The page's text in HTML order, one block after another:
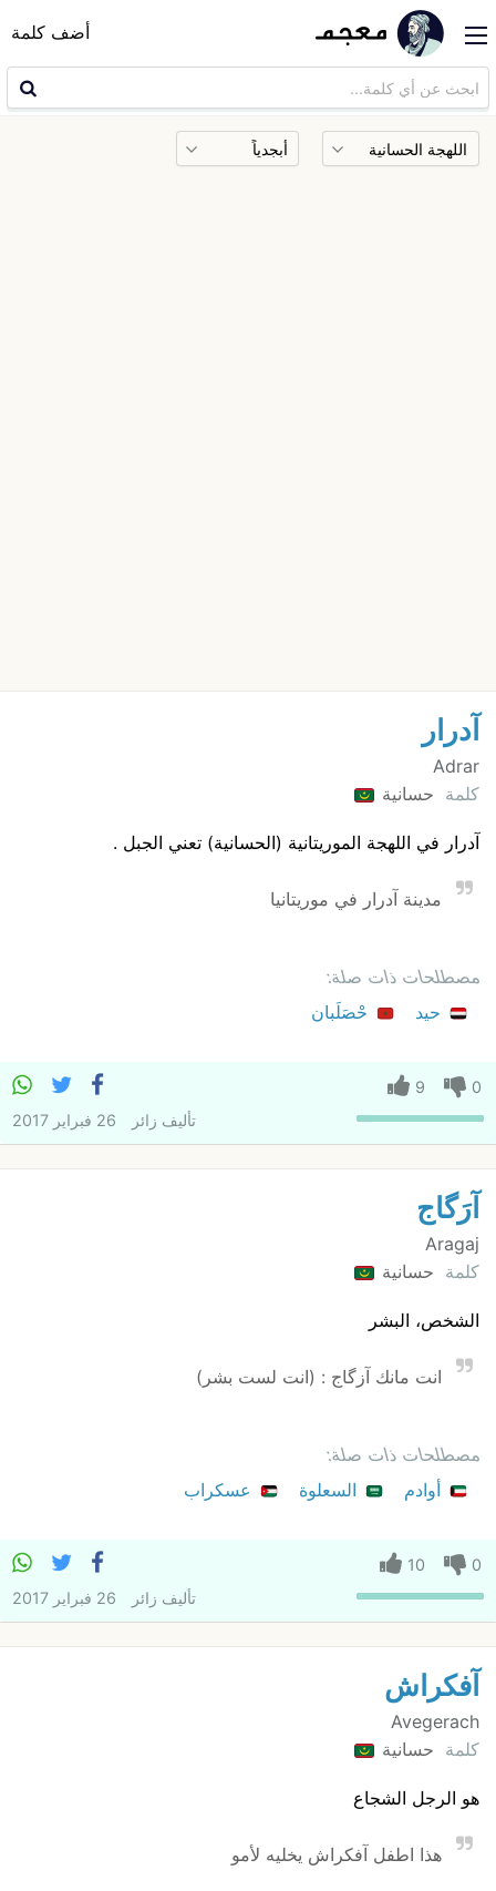
أضف كلمة
آدرار
Adrar
كلمة حسانية
آدرار في اللهجة الموريتانية (الحسانية) تعني الجبل .
مدينة آدرار في موريتانيا
مصطلحات ذات صلة:
حيد
حْصَلَبان
0
9
تأليف زائر 26 فبراير 2017
آرَگاج
Aragaj
كلمة حسانية
الشخص، البشر
انت مانك آزگاج : (انت لست بشر)
مصطلحات ذات صلة:
أوادم
السعلوة عسكراب
0
10
تأليف زائر 26 فبراير 2017
آفكراش
Avegerach
كلمة حسانية
هو الرجل الشجاع
هذا اطفل آفكراش يخليه لأمو